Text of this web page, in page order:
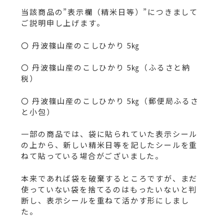
当該商品の”表示欄（精米日等）”につきまして
ご説明申し上げます。
〇 丹波篠山産のこしひかり 5㎏
〇 丹波篠山産のこしひかり 5㎏（ふるさと納
税）
〇 丹波篠山産のこしひかり 5㎏（郵便局ふるさ
と小包）
一部の商品では、袋に貼られていた表示シール
の上から、新しい精米日等を記したシールを重
ねて貼っている場合がございました。
本来であれば袋を破棄するところですが、まだ
使っていない袋を捨てるのはもったいないと判
断し、表示シールを重ねて活かす形にしまし
た。